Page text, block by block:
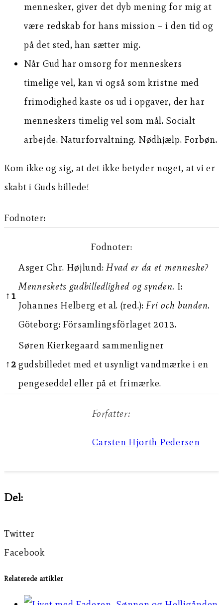
mennesker, giver det dyb mening for mig at
være redskab for hans mission – i den tid og
på det sted, han sætter mig.
Når Gud har omsorg for menneskers
timelige vel, kan vi også som kristne med
frimodighed kaste os ud i opgaver, der har
menneskers timelig vel som mål. Socialt
arbejde. Naturforvaltning. Nødhjælp. Forbøn.
Kom ikke og sig, at det ikke betyder noget, at vi er
skabt i Guds billede!
Fodnoter:
Fodnoter:
↑ 1
Asger Chr. Højlund: Hvad er da et menneske?
Menneskets gudbilledlighed og synden. I:
Johannes Helberg et al. (red.):Fri och bunden.
Göteborg: Församlingsförlaget 2013.
↑2
Søren Kierkegaard sammenligner
gudsbilledet med et usynligt vandmærke i en
pengeseddel eller på et frimærke.
Forfatter:
Carsten Hjorth Pedersen
Del:
Twitter
Facebook
Relaterede artikler